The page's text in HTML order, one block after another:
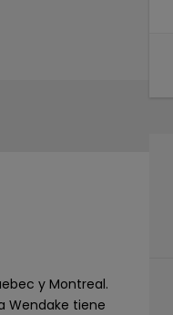
y Montreal.
Wendake tiene